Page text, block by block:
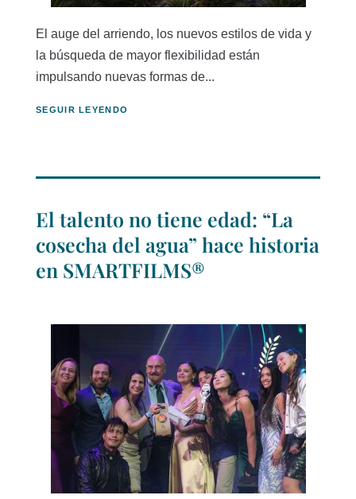
El auge del arriendo, los nuevos estilos de vida y
la búsqueda de mayor flexibilidad están
impulsando nuevas formas de...
SEGUIR LEYENDO
El talento no tiene edad: “La
cosecha del agua” hace historia
en SMARTFILMS®